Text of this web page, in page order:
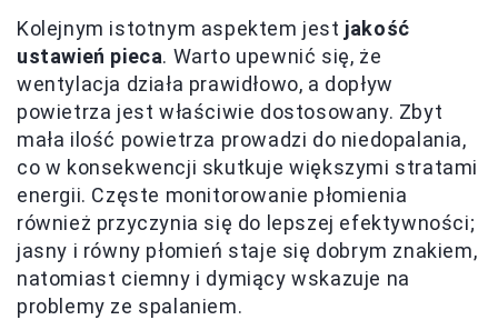
Kolejnym istotnym aspektem jest jakość
ustawień pieca. Warto upewnić się, że
wentylacja działa prawidłowo, a dopływ
powietrza jest właściwie dostosowany. Zbyt
mała ilość powietrza prowadzi do niedopalania,
co w konsekwencji skutkuje większymi stratami
energii. Częste monitorowanie płomienia
również przyczynia się do lepszej efektywności;
jasny i równy płomień staje się dobrym znakiem,
natomiast ciemny i dymiący wskazuje na
problemy ze spalaniem.